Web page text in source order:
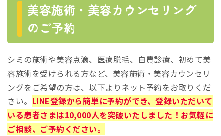
美容施術・美容カウンセリング
のご予約
シミの施術や美容点滴、医療脱毛、自費診療、初めて美
容施術を受けられる方など、美容施術・美容カウンセリ
ングをご希望の方は、以下よりネット予約をお取りくだ
さい。 LINE登録から簡単に予約ができ、登録いただいて
いる患者さまは10,000人を突破いたしました！お気軽に
ご相談、ご予約ください。